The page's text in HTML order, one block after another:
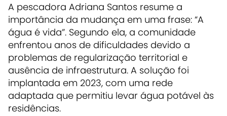
A pescadora Adriana Santos resume a
importância da mudança em uma frase: “A
água é vida”. Segundo ela, a comunidade
enfrentou anos de dificuldades devido a
problemas de regularização territorial e
ausência de infraestrutura. A solução foi
implantada em 2023, com uma rede
adaptada que permitiu levar água potável às
residências.